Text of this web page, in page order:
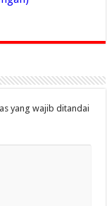
yang wajib ditandai